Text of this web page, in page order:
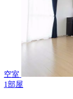
空室
1部屋